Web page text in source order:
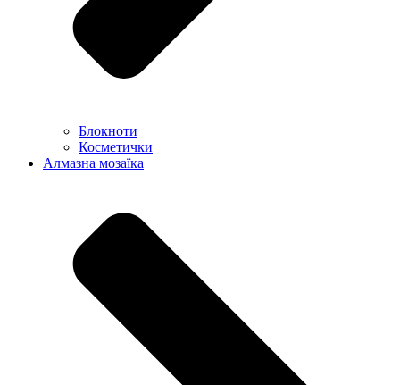
Блокноти
Косметички
Алмазна мозаїка